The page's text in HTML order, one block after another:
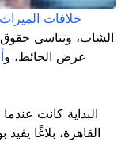
خلافات الميراث
الشاب، وتناسى حقوق
عرض الحائط، و
البداية كانت